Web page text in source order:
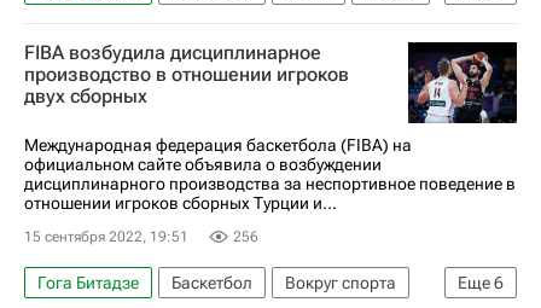
Грузия
Филиппины
FIBA возбудила дисциплинарное
производство в отношении игроков
двух сборных
Международная федерация баскетбола (FIBA) на
официальном сайте объявила о возбуждении
дисциплинарного производства за неспортивное поведение в
отношении игроков сборных Турции и...
15 сентября 2022, 19:51 256
Еще6
Гога Битадзе Баскетбол
Вокруг спорта